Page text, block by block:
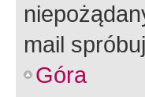
mail
Góra